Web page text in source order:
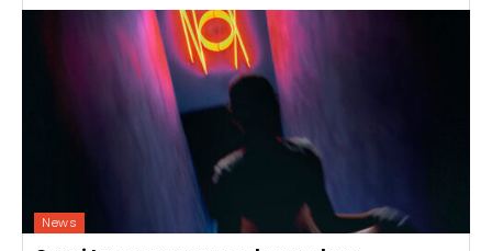
News